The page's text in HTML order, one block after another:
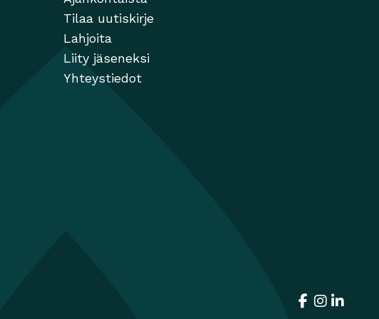
Tilaa uutiskirje
Lahjoita
Liity jäseneksi
Yhteystiedot
Facebook
Avautuu
Avautuu